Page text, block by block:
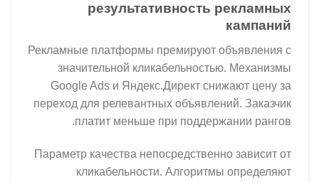
результативность рекламных
кампаний
Рекламные платформы премируют объявления с
значительной кликабельностью. Механизмы
Google Ads и Яндекс.Директ снижают цену за
переход для релевантных объявлений. Заказчик
платит меньше при поддержании рангов.
Параметр качества непосредственно зависит от
кликабельности. Алгоритмы определяют